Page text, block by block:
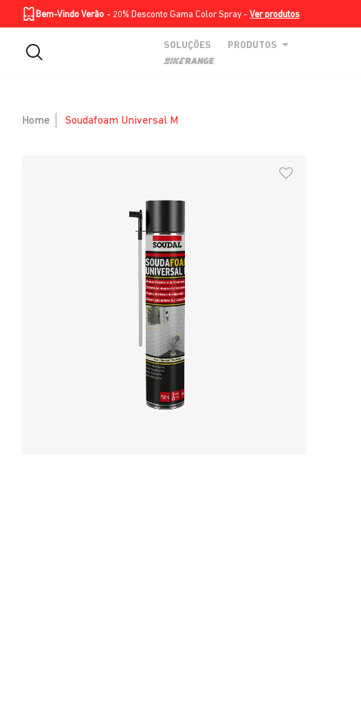
Skip to Main Content
Homepage Soluções Produtos BIKE RANGE
Bem-Vindo Verão - 20% Desconto Gama Color Spray - Ver produtos
SOLUÇÕES PRODUTOS
Home Soudafoam Universal M